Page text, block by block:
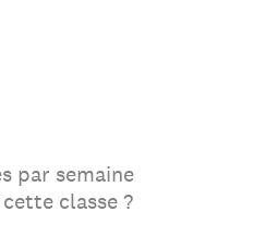
par semaine
classe ?